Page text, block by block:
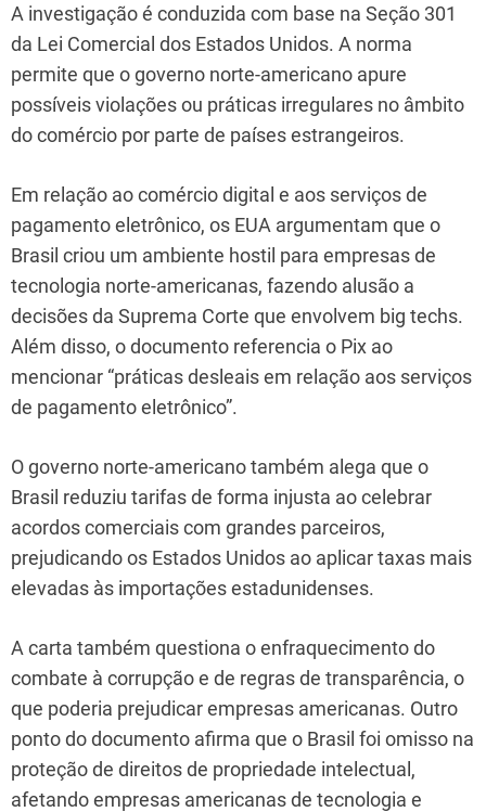
A investigação é conduzida com base na Seção 301
da Lei Comercial dos Estados Unidos. A norma
permite que o governo norte-americano apure
possíveis violações ou práticas irregulares no âmbito
do comércio por parte de países estrangeiros.
Em relação ao comércio digital e aos serviços de
pagamento eletrônico, os EUA argumentam que o
Brasil criou um ambiente hostil para empresas de
tecnologia norte-americanas, fazendo alusão a
decisões da Suprema Corte que envolvem big techs.
Além disso, o documento referencia o Pix ao
mencionar “práticas desleais em relação aos serviços
de pagamento eletrônico”.
O governo norte-americano também alega que o
Brasil reduziu tarifas de forma injusta ao celebrar
acordos comerciais com grandes parceiros,
prejudicando os Estados Unidos ao aplicar taxas mais
elevadas às importações estadunidenses.
A carta também questiona o enfraquecimento do
combate à corrupção e de regras de transparência, o
que poderia prejudicar empresas americanas. Outro
ponto do documento afirma que o Brasil foi omisso na
proteção de direitos de propriedade intelectual,
afetando empresas americanas de tecnologia e